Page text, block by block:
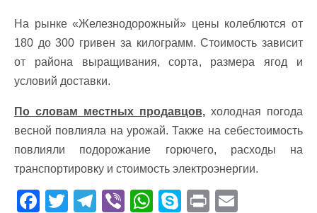
На рынке «Железнодорожный» цены колеблются от
180 до 300 гривен за килограмм. Стоимость зависит
от района выращивания, сорта, размера ягод и
условий доставки.
По словам местных продавцов, холодная погода
весной повлияла на урожай. Также на себестоимость
повлияли подорожание горючего, расходы на
транспортировку и стоимость электроэнергии.
F T T Vi W S Pr